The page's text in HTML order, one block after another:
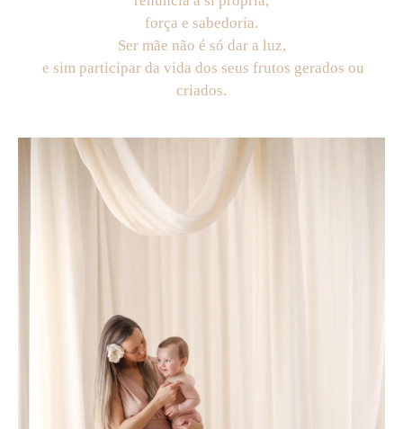
força e sabedoria.
Ser mãe não é só dar a luz,
e sim participar da vida dos seus frutos gerados ou
criados.